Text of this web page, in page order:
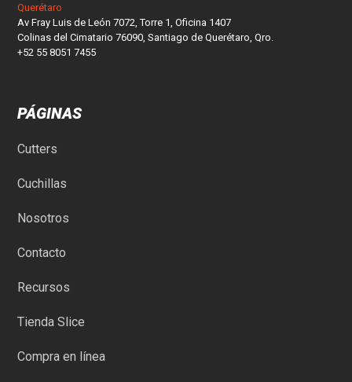
Querétaro
Av Fray Luis de León 7072, Torre 1, Oficina 1407
Colinas del Cimatario 76090, Santiago de Querétaro, Qro.
+52 55 8051 7455
PÁGINAS
Cutters
Cuchillas
Nosotros
Contacto
Recursos
Tienda Slice
Compra en línea